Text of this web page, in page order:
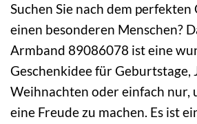
Suchen Sie nach dem perfekten
einen besonderen Menschen?
Armband 89086078 ist eine
Geschenkidee für Geburtstage,
Weihnachten oder einfach nur,
eine Freude zu machen. Es ist